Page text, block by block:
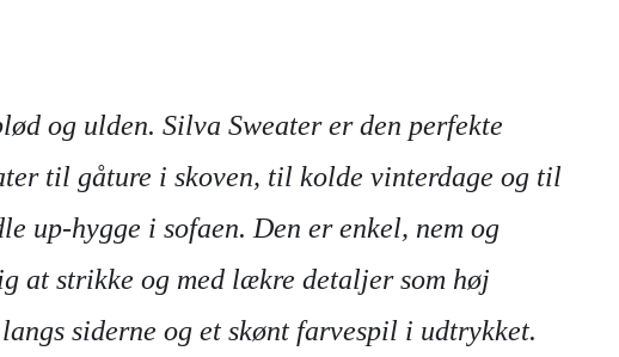
og ulden. Silva Sweater er den perfekte
til gåture i skoven, til kolde vinterdage og til
up-hygge i sofaen. Den er enkel, nem og
at strikke og med lækre detaljer som høj
siderne og et skønt farvespil i udtrykket.